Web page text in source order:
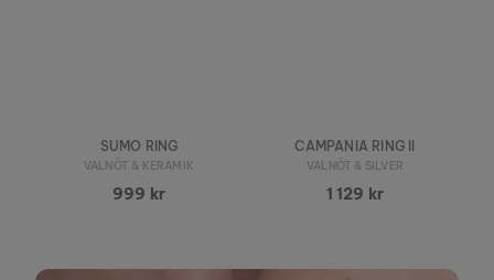
SUMO RING
VALNÖT & KERAMIK
999 kr
CAMPANIA RING II
VALNÖT & SILVER
1 129 kr